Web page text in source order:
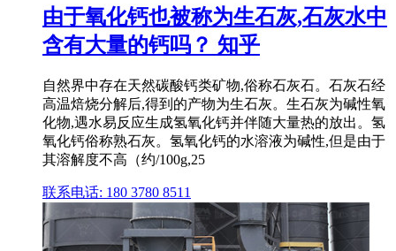
由于氧化钙也被称为生石灰,石灰水中
含有大量的钙吗？ 知乎
自然界中存在天然碳酸钙类矿物,俗称石灰石。石灰石经
高温焙烧分解后,得到的产物为生石灰。生石灰为碱性氧
化物,遇水易反应生成氢氧化钙并伴随大量热的放出。氢
氧化钙俗称熟石灰。氢氧化钙的水溶液为碱性,但是由于
其溶解度不高（约/100g,25
联系电话: 180 3780 8511